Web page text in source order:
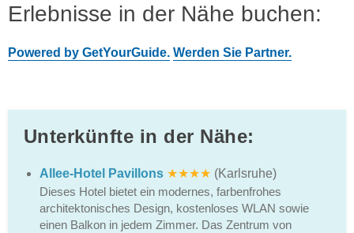
Erlebnisse in der Nähe buchen:
Powered by GetYourGuide. Werden Sie Partner.
Unterkünfte in der Nähe:
Allee-Hotel Pavillons ★★★★ (Karlsruhe)
Dieses Hotel bietet ein modernes, farbenfrohes
architektonisches Design, kostenloses WLAN sowie
einen Balkon in jedem Zimmer. Das Zentrum von